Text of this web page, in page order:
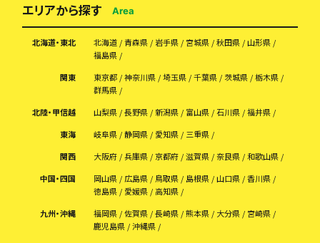
エリアから探す Area
北海道・東北 北海道 青森県 岩手県 宮城県 秋田県
山形県
福島県
関東
東京都 神奈川県 埼玉県 千葉県 茨城県
栃木県
群馬県
北陸・甲信越
山梨県 長野県 新潟県 富山県 石川県
福井県
東海
岐阜県 静岡県 愛知県
三重県
関西
大阪府 兵庫県 京都府 滋賀県 奈良県
和歌山県
中国・四国
岡山県 広島県 鳥取県 島根県 山口県
香川県
徳島県
愛媛県
高知県
九州・沖縄
福岡県 佐賀県 長崎県 熊本県 大分県
宮崎県
鹿児島県
沖縄県